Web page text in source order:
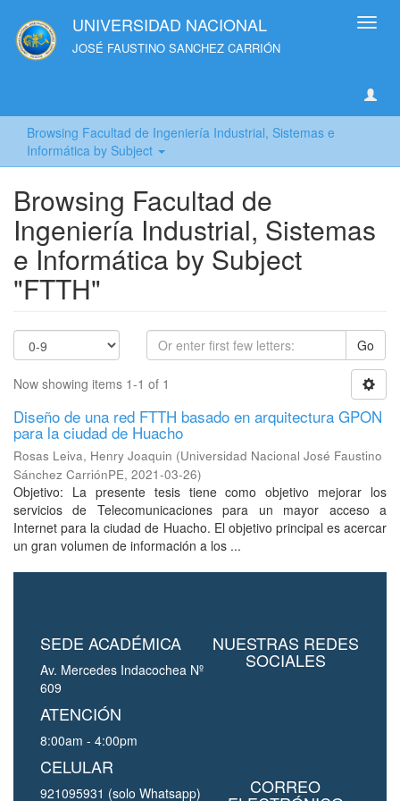
UNIVERSIDAD NACIONAL
JOSÉ FAUSTINO SANCHEZ CARRIÓN
Browsing Facultad de Ingeniería Industrial, Sistemas e
Informática by Subject
Browsing Facultad de
Ingeniería Industrial, Sistemas
e Informática by Subject
"FTTH"
Go
Now showing items 1-1 of 1
Diseño de una red FTTH basado en arquitectura GPON
para la ciudad de Huacho
Rosas Leiva, Henry Joaquin (Universidad Nacional José Faustino
Sánchez CarriónPE, 2021-03-26)
Objetivo: La presente tesis tiene como objetivo mejorar los
servicios de Telecomunicaciones para un mayor acceso a
Internet para la ciudad de Huacho. El objetivo principal es acercar
un gran volumen de información a los ...
SEDE ACADÉMICA
Av. Mercedes Indacochea Nº
609
ATENCIÓN
8:00am - 4:00pm
CELULAR
921095931 (solo Whatsapp)
NUESTRAS REDES
SOCIALES
CORREO